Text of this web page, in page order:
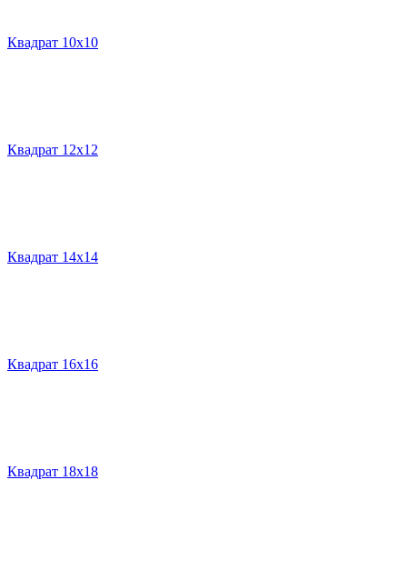
Квадрат 10х10
Квадрат 12х12
Квадрат 14х14
Квадрат 16х16
Квадрат 18х18